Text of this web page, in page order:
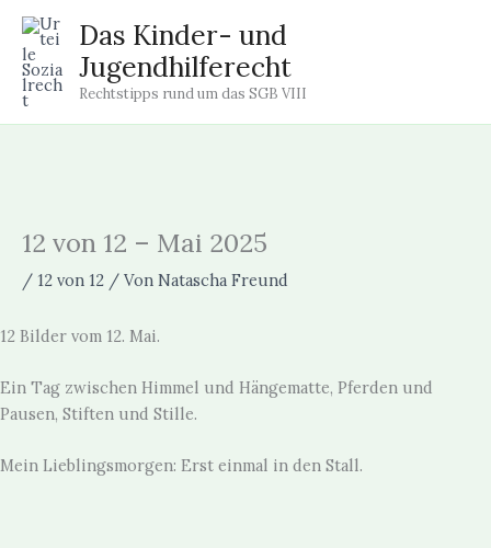
Zum
Inhalt
springen
Das Kinder- und
Jugendhilferecht
Rechtstipps rund um das SGB VIII
12 von 12 – Mai 2025
/ 12 von 12 / Von Natascha Freund
12 Bilder vom 12. Mai.
Ein Tag zwischen Himmel und Hängematte, Pferden und
Pausen, Stiften und Stille.
Mein Lieblingsmorgen: Erst einmal in den Stall.